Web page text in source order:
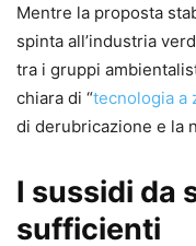
Mentre la proposta
spinta all’industria
tra i gruppi
chiara di “tecnologia a
di derubricazione e la
I sussidi da
sufficienti